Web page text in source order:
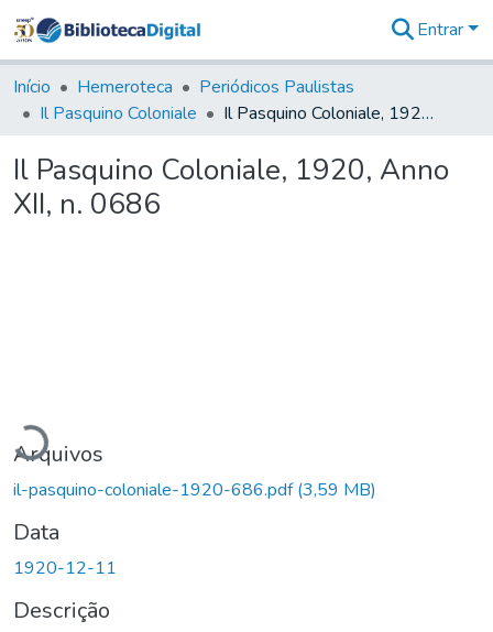
&
Coleções
Tudo na
Digital
Entrar
Início Hemeroteca
Periódicos Paulistas
Il Pasquino Coloniale
Il Pasquino Coloniale, 1920, Anno XII, n. 0686
Il Pasquino Coloniale, 1920, Anno
XII, n. 0686
Arquivos
il-pasquino-coloniale-1920-686.pdf(3,59 MB)
Data
1920-12-11
Descrição